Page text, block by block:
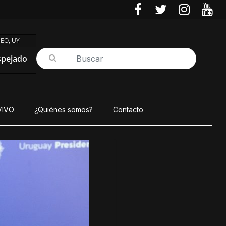
UY
¿Quiénes somos? Contacto